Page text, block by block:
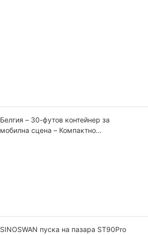
Белгия – 30-футов контейнер за
мобилна сцена – Компактно
SINOSWAN пуска на пазара ST90Pro